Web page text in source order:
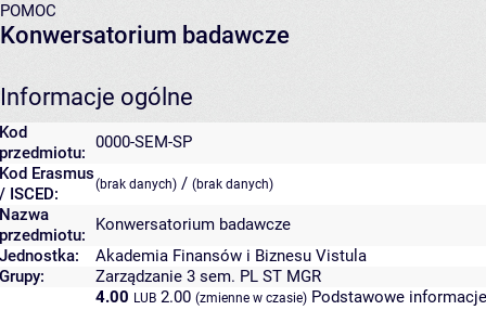
POMOC
Konwersatorium badawcze
Informacje ogólne
Kod
przedmiotu:
0000-SEM-SP
Kod Erasmus
/ ISCED:
(brak danych) / (brak danych)
Nazwa
przedmiotu:
Konwersatorium badawcze
Jednostka:
Akademia Finansów i Biznesu Vistula
Grupy:
Zarządzanie 3 sem. PL ST MGR
4.00 LUB 2.00 (zmienne w czasie) Podstawowe